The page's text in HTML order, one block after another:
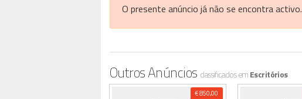
O presente anúncio já não se encontra activo.
Outros Anúncios classificados emEscritórios
€ 850,00